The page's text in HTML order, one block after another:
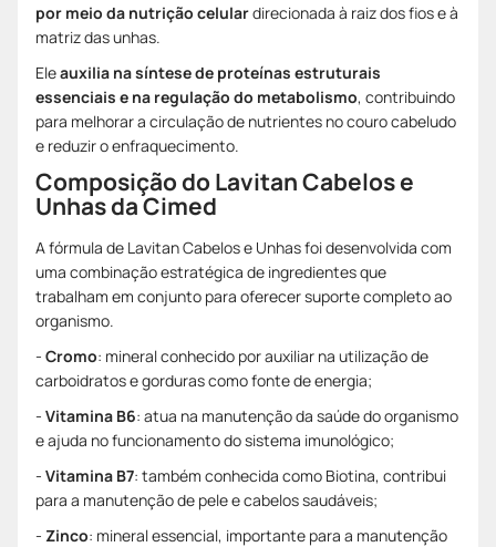
por meio da nutrição celulardirecionada à raiz dos fios e à
matriz das unhas.
Eleauxilia na síntese de proteínas estruturais
essenciais e na regulação do metabolismo, contribuindo
para melhorar a circulação de nutrientes no couro cabeludo
e reduzir o enfraquecimento.
Composição do Lavitan Cabelos e
Unhas da Cimed
A fórmula de Lavitan Cabelos e Unhas foi desenvolvida com
uma combinação estratégica de ingredientes que
trabalham em conjunto para oferecer suporte completo ao
organismo.
- Cromo: mineral conhecido por auxiliar na utilização de
carboidratos e gorduras como fonte de energia;
- Vitamina B6: atua na manutenção da saúde do organismo
e ajuda no funcionamento do sistema imunológico;
- Vitamina B7: também conhecida como Biotina, contribui
para a manutenção de pele e cabelos saudáveis;
- Zinco: mineral essencial, importante para a manutenção